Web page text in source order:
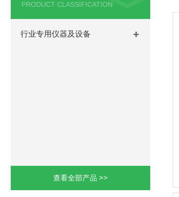
PRODUCT CLASSIFICATION
行业专用仪器及设备
查看全部产品 >>